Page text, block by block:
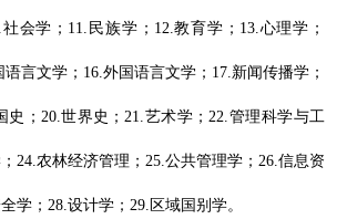
会学；11.民族学；12.教育学；13.心理学；
语言文学；16.外国语言文学；17.新闻传播学；
史；20.世界史；21.艺术学；22.管理科学与工
24.农林经济管理；25.公共管理学；26.信息资
学；28.设计学；29.区域国别学。